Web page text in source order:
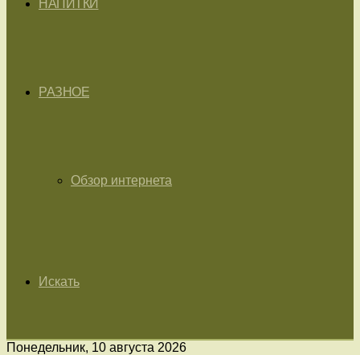
НАПИТКИ
РАЗНОЕ
Обзор интернета
Искать
Понедельник, 10 августа 2026